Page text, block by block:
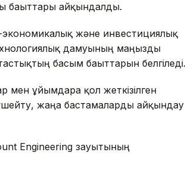
бағыттары айқындалды.
экономикалық және инвестициялық
дамуының маңызды
басым бағыттарын белгіледі.
ұйымдарға қол жеткізілген
жаңа бастамаларды айқындау
Engineering зауытының